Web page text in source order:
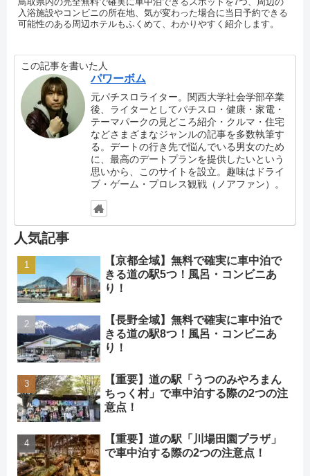
入浴施設やコンビニの所在地、気が変わった場合に当日予約できる
可能性のある周辺ホテルもふくめて、わかりやすく紹介します。
この記事を書いた人
パワーボム
元パチスロライター。関西大学社会学部卒業
後、ライターとしてパチスロ・健康・家電・
テーマパークの見どころ紹介・クルマ・住宅
などさまざまなジャンルの記事を多数執筆す
る。デートの行き先で悩んでいる男女のため
に、最高のデートプランを提供したいという
思いから、このサイトを設立。趣味はドライ
ブ・ゲーム・プロレス観戦（ノアファン）。
人気記事
【京都全域】無料で確実に車中泊で
きる道の駅5つ！風呂・コンビニあ
り！
【長野全域】無料で確実に車中泊で
きる道の駅8つ！風呂・コンビニあ
り！
【重要】道の駅「うつのみやろまん
ちっく村」で車中泊する際の2つの注
意点！
【重要】道の駅「川場田園プラザ」
で車中泊する際の2つの注意点！